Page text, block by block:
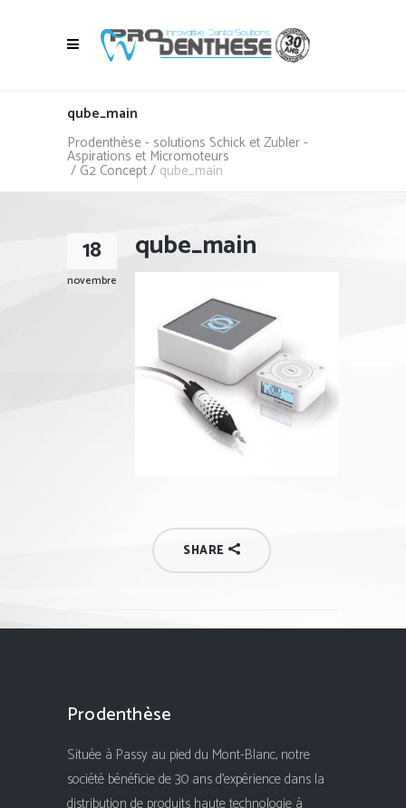
qube_main
Prodenthèse - solutions Schick et Zubler -
Aspirations et Micromoteurs
/ G2 Concept/ qube_main
18
novembre
qube_main
SHARE
Prodenthèse
Située à Passy au pied du Mont-Blanc, notre
société bénéficie de 30 ans d'expérience dans la